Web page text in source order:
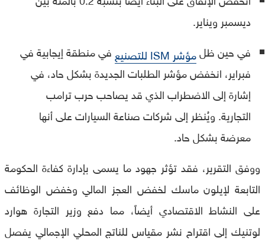
ديسمبر ويناير.
في حين ظلمؤشر ISM للتصنيع
في منطقة إيجابية في
فبراير، انخفض مؤشر الطلبات الجديدة بشكل حاد، في
إشارة إلى الاضطراب الذي قد يصاحب حرب ترامب
التجارية. ويُنظر إلى شركات صناعة السيارات على أنها
معرضة بشكل حاد.
ووفق التقرير، فقد تؤثر جهود ما يسمى بإدارة كفاءة الحكومة
التابعة لإيلون ماسك لخفض العجز المالي وخفض الوظائف
على النشاط الاقتصادي أيضاً، مما دفع وزير التجارة هوارد
لوتنيك إلى اقتراح نشر مقياس للناتج المحلي الإجمالي يفصل